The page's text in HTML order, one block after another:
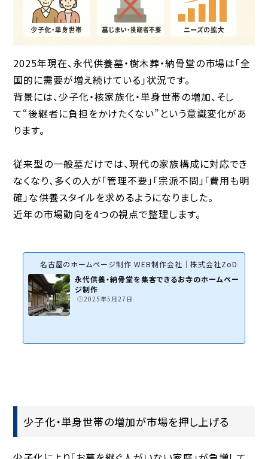
2025年現在、永代供養墓・樹木葬・納骨堂の市場は「全
国的に需要が増え続けている」状況です。
背景には、少子化・核家族化・単身世帯の増加、そし
て“後継者に負担をかけたくない”という意識変化があ
ります。
従来型の一般墓だけでは、現代の家族構成に対応でき
なくなり、多くの人が「管理不要」「宗派不問」「費用も明
確」な供養スタイルを求めるようになりました。
近年の市場動向を4つの視点で整理します。
名古屋のホームページ制作 WEB制作会社｜株式会社ZoDDo
永代供養・納骨堂を集客できるお寺のホームペー
ジ制作
2025年5月27日
少子化・単身世帯の増加が市場を押し上げる